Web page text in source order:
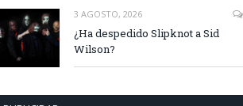
3 AGOSTO, 2026
¿Ha despedido Slipknot a Sid
Wilson?